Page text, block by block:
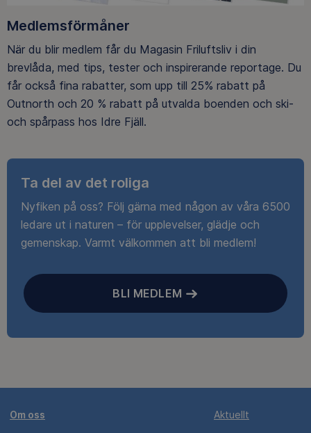
Medlemsförmåner
När du blir medlem får du Magasin Friluftsliv i din
brevlåda, med tips, tester och inspirerande reportage. Du
får också fina rabatter, som upp till 25% rabatt på
Outnorth och 20 % rabatt på utvalda boenden och ski-
och spårpass hos Idre Fjäll.
Ta del av det roliga
Nyfiken på oss? Följ gärna med någon av våra 6500
ledare ut i naturen – för upplevelser, glädje och
gemenskap. Varmt välkommen att bli medlem!
BLI MEDLEM
Om oss Aktuellt